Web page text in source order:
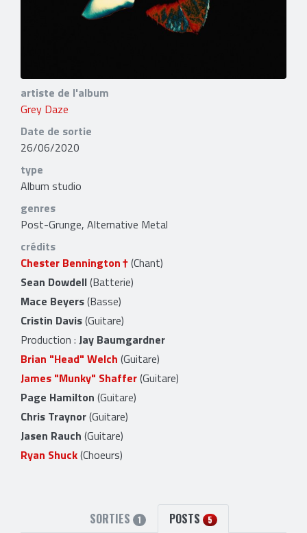
artiste de l'album
Grey Daze
Date de sortie
26/06/2020
type
Album studio
genres
Post-Grunge, Alternative Metal
crédits
Chester Bennington
(Chant)
Sean Dowdell(Batterie)
Mace Beyers(Basse)
Cristin Davis(Guitare)
Production : Jay Baumgardner
Brian "Head" Welch (Guitare)
James "Munky" Shaffer(Guitare)
Page Hamilton (Guitare)
Chris Traynor(Guitare)
Jasen Rauch (Guitare)
Ryan Shuck(Choeurs)
SORTIES 1 POSTS 5